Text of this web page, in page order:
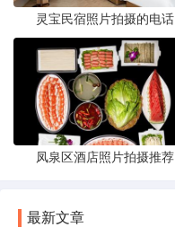
灵宝民宿照片拍摄的电话
凤泉区酒店照片拍摄推荐
最新文章